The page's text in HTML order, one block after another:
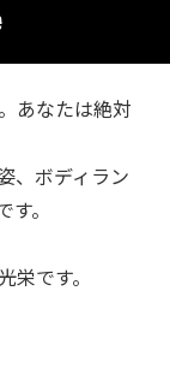
あなたは絶対
、ボディラン
。
です。